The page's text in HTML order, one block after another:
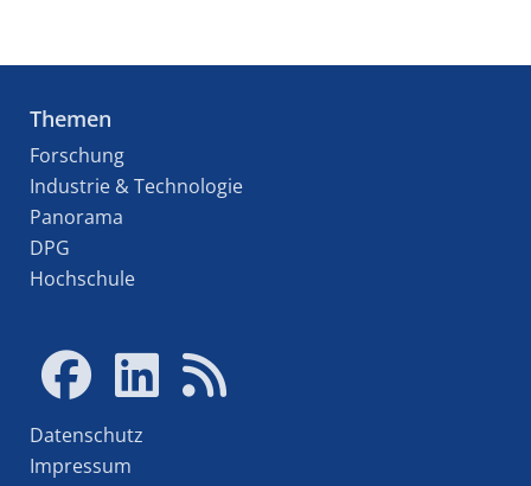
Themen
Forschung
Industrie & Technologie
Panorama
DPG
Hochschule
Datenschutz
Impressum